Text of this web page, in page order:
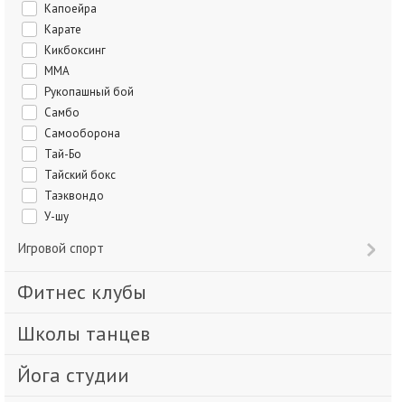
Капоейра
Карате
Кикбоксинг
ММА
Рукопашный бой
Самбо
Самооборона
Тай-Бо
Тайский бокс
Таэквондо
У-шу
Игровой спорт
Фитнес клубы
Школы танцев
Йога студии